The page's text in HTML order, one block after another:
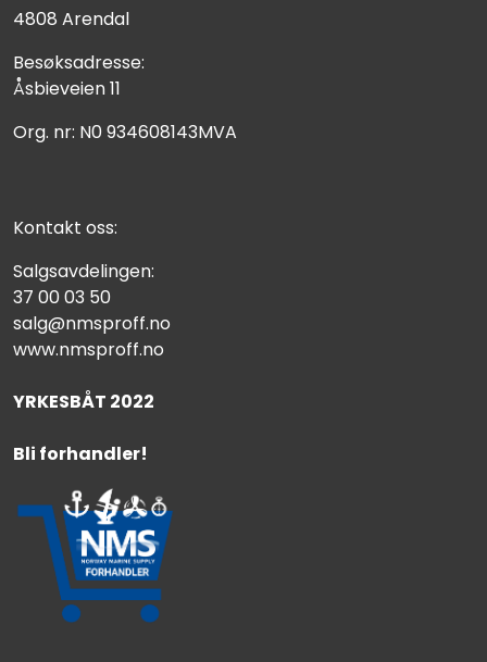
4808 Arendal
Besøksadresse:
Åsbieveien 11
Org. nr: N0 934608143MVA
Kontakt oss:
Salgsavdelingen:
37 00 03 50
salg@nmsproff.no
www.nmsproff.no
YRKESBÅT 2022
Bli forhandler!